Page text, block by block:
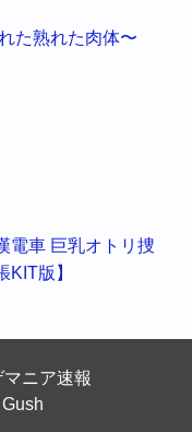
た熟れた肉体〜
電車 巨乳オトリ捜
版】
ニア速報